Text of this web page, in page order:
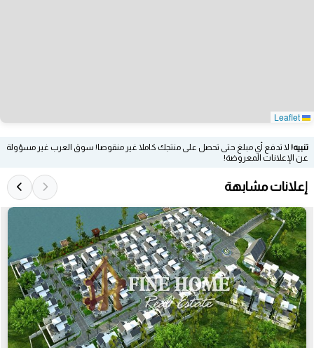
تنبيه! لا تدفع أي مبلغ حتى تحصل على منتجك كاملا غير منقوصا! سوق العرب غير مسؤولة
عن الإعلانات المعروضة!
إعلانات مشابهة